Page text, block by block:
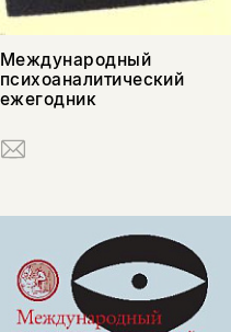
Международный
психоаналитический
ежегодник